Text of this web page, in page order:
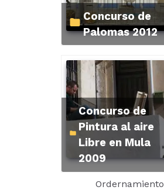
Concurso de
Palomas 2012
Concurso de
Pintura al aire
Libre en Mula
2009
Ordernamiento